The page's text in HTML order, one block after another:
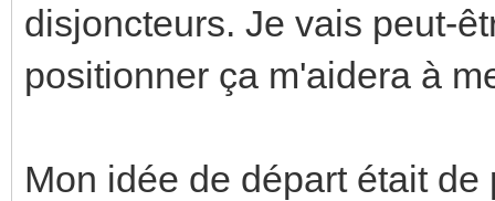
disjoncteurs. Je vais peut-
positionner ça m'aidera à
Mon idée de départ était